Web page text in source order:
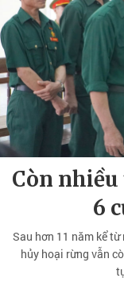
Còn
6
Sau hơn 11 năm kể
hủy hoại rừng vẫn